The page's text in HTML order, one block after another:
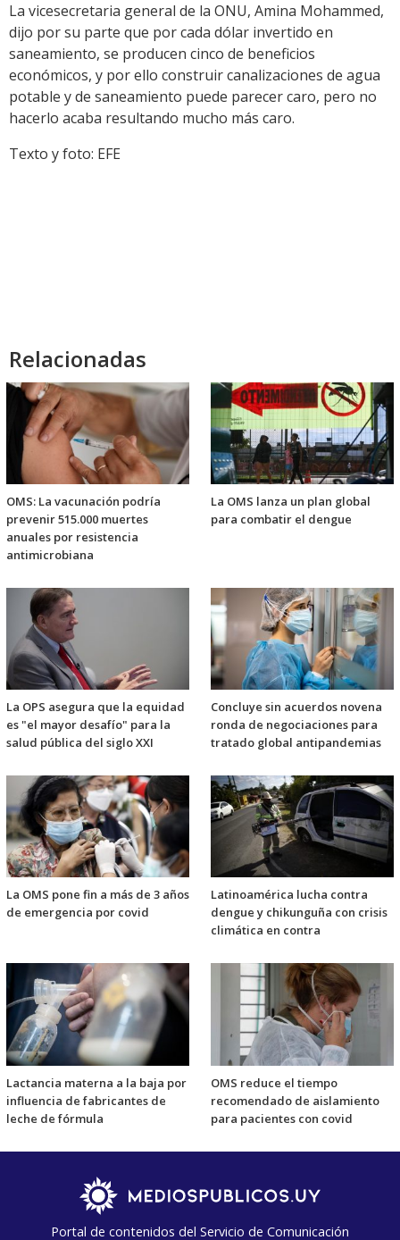
La vicesecretaria general de la ONU, Amina Mohammed,
dijo por su parte que por cada dólar invertido en
saneamiento, se producen cinco de beneficios
económicos, y por ello construir canalizaciones de agua
potable y de saneamiento puede parecer caro, pero no
hacerlo acaba resultando mucho más caro.
Texto y foto: EFE
Relacionadas
OMS: La vacunación podría
prevenir 515.000 muertes
anuales por resistencia
antimicrobiana
La OMS lanza un plan global
para combatir el dengue
La OPS asegura que la equidad
es "el mayor desafío" para la
salud pública del siglo XXI
Concluye sin acuerdos novena
ronda de negociaciones para
tratado global antipandemias
La OMS pone fin a más de 3 años
de emergencia por covid
Latinoamérica lucha contra
dengue y chikunguña con crisis
climática en contra
Lactancia materna a la baja por
influencia de fabricantes de
leche de fórmula
OMS reduce el tiempo
recomendado de aislamiento
para pacientes con covid
Portal de contenidos del Servicio de Comunicación